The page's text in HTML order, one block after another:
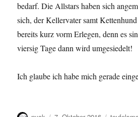
bedarf. Die Allstars haben sich
sich, der Kellervater samt
bereits kurz vorm Erlegen, denn es
viersig Tage dann wird umgesiedelt!
Ich glaube ich habe mich gerade